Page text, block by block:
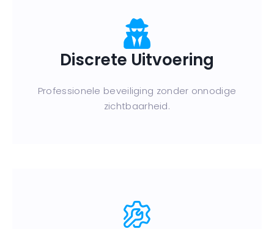
Discrete Uitvoering
Professionele beveiliging zonder onnodige
zichtbaarheid.